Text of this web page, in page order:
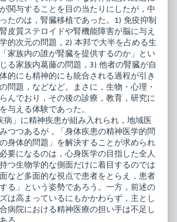
関与することを目の当たりにしたが，中
たのは，腎臓移植であった。1) 免疫抑制
皮質ステロイドや腎機能障害が脳に与え
的次元の問題，2) 本邦で大半を占める生
家族内の誰が腎臓を提供するのか」とい
る家族内葛藤の問題，3) 他者の腎臓が自
的にも精神的にも統合される過程が引き
問題，などなど。まさに，生物・心理・
んでおり，その後の診療，教育，研究に
与える体験であった。
病」に精神疾患が組み入れられ，地域医
つつあるが，「身体疾患の精神医学的問
身体的問題」を解決することが求められ
要になるのは，心身医学の目指した全人
つ生物学的な側面だけに着目するのでは
など多面的な視点で患者をとらえ，患者
る」という姿勢であろう。一方，前述の
は高まっているにもかかわらず，主とし
病院における精神医療の担い手は不足し